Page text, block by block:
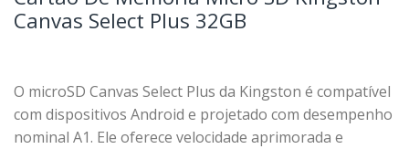
Canvas Select Plus 32GB
O microSD Canvas Select Plus da Kingston é compatível
com dispositivos Android e projetado com desempenho
nominal A1. Ele oferece velocidade aprimorada e